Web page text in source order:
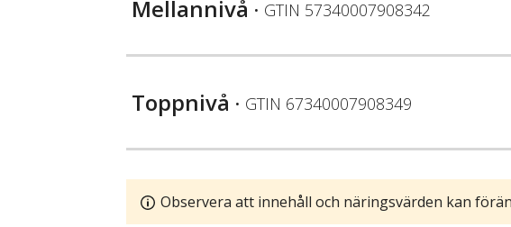
Mellannivå • GTIN 57340007908342
Toppnivå • GTIN 67340007908349
Observera att innehåll och näringsvärden kan